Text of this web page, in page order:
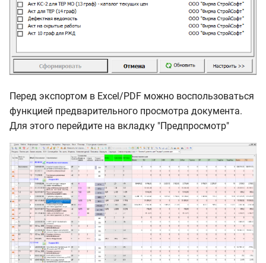
Перед экспортом в Excel/PDF можно воспользоваться
функцией предварительного просмотра документа.
Для этого перейдите на вкладку "Предпросмотр"